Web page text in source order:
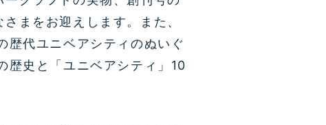
まをお迎えします。また、
歴代ユニベアシティのぬいぐ
歴史と「ユニベアシティ」10